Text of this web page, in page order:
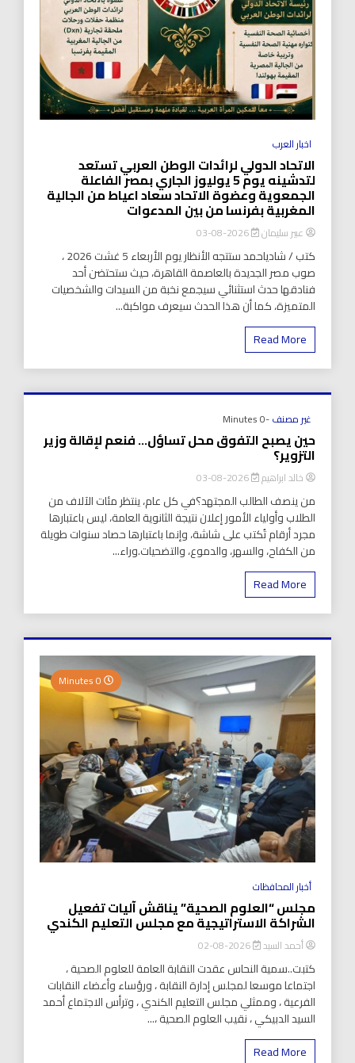
اخبار العرب
الاتحاد الدولي لرائدات الوطن العربي تستعد
لتدشينه يوم 5 يوليوز الجاري بمصر الفاعلة
الجمعوية وعضوة الاتحاد سعاد اعياط من الجالية
المغربية بفرنسا من بين المدعوات
عبير سليمان 2026-08-03
كتب / شادياحمد ستتجه الأنظار يوم الأربعاء 5 غشت 2026 ،
صوب مصر الجديدة بالعاصمة القاهرة، حيث ستحتضن أحد
فنادقها حدث استثنائي سيجمع نخبة من السيدات والشخصيات
المتميزة، كما أن هذا الحدث سيعرف مواكبة...
Read More
غير مصنف-0 Minutes
حين يصبح التفوق محل تساؤل… فنعم لإقالة وزير
التزوير؟
خالد ابراهيم 2026-08-03
من ينصف الطالب المجتهد؟في كل عام، ينتظر مئات الآلاف من
الطلاب وأولياء الأمور إعلان نتيجة الثانوية العامة، ليس باعتبارها
مجرد أرقام تُكتب على شاشة، وإنما باعتبارها حصاد سنوات طويلة
من الكفاح، والسهر، والدموع، والتضحيات.وراء...
Read More
أخبار المحافظات
مجلس “العلوم الصحية” يناقش آليات تفعيل
الشراكة الاستراتيجية مع مجلس التعليم الكندي
أحمد السيد 2026-08-02
كتبت..سمية النحاس عقدت النقابة العامة للعلوم الصحية ،
اجتماعا موسعا لمجلس إدارة النقابة ، ورؤساء وأعضاء النقابات
الفرعية ، وممثلي مجلس التعليم الكندي ، وترأس الاجتماع أحمد
السيد الدبيكي ، نقيب العلوم الصحية ،...
Read More